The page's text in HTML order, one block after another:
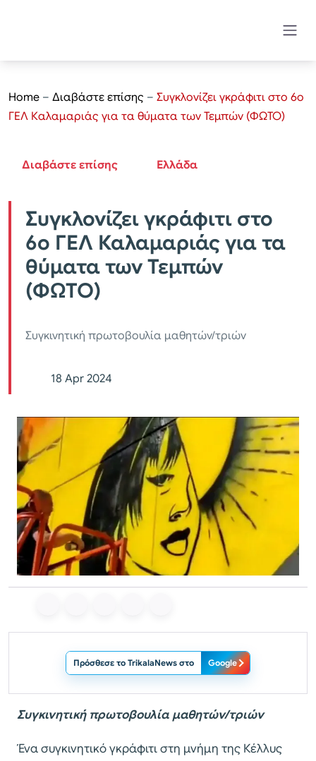
Home – Διαβάστε επίσης – Συγκλονίζει γκράφιτι στο 6ο
ΓΕΛ Καλαμαριάς για τα θύματα των Τεμπών (ΦΩΤΟ)
Διαβάστε επίσης Ελλάδα
Συγκλονίζει γκράφιτι στο
6ο ΓΕΛ Καλαμαριάς για τα
θύματα των Τεμπών
(ΦΩΤΟ)
Συγκινητική πρωτοβουλία μαθητών/τριών
18 Apr 2024
Πρόσθεσε το TrikalaNews στο Google
Συγκινητική πρωτοβουλία μαθητών/τριών
Ένα συγκινητικό γκράφιτι στη μνήμη της Κέλλυς